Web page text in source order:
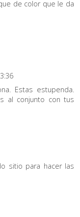
de color que le da
Estas estupenda.
al conjunto con tus
sitio para hacer las